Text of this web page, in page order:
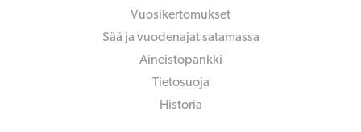
Vuosikertomukset
Sää ja vuodenajat satamassa
Aineistopankki
Tietosuoja
Historia